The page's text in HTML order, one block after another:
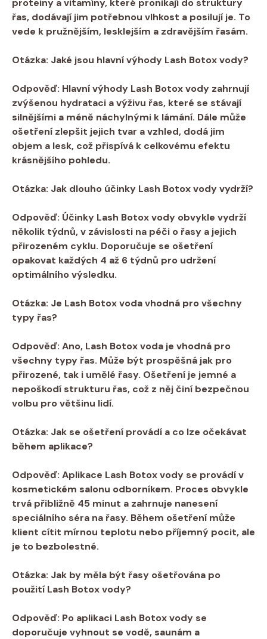
řas, dodávají jim potřebnou vlhkost a posilují je. To
vede k pružnějším, lesklejším a zdravějším řasám.
Otázka: Jaké jsou hlavní výhody Lash Botox vody?
Odpověď: Hlavní výhody Lash Botox vody zahrnují
zvýšenou hydrataci a výživu řas, které se stávají
silnějšími a méně náchylnými k lámání. Dále může
ošetření zlepšit jejich tvar a vzhled, dodá jim
objem a lesk, což přispívá k celkovému efektu
krásnějšího pohledu.
Otázka: Jak dlouho účinky Lash Botox vody vydrží?
Odpověď: Účinky Lash Botox vody obvykle vydrží
několik týdnů, v závislosti na péči o řasy a jejich
přirozeném cyklu. Doporučuje se ošetření
opakovat každých 4 až 6 týdnů pro udržení
optimálního výsledku.
Otázka: Je Lash Botox voda vhodná pro všechny
typy řas?
Odpověď: Ano, Lash Botox voda je vhodná pro
všechny typy řas. Může být prospěšná jak pro
přirozené, tak i umělé řasy. Ošetření je jemné a
nepoškodí strukturu řas, což z něj činí bezpečnou
volbu pro většinu lidí.
Otázka: Jak se ošetření provádí a co lze očekávat
během aplikace?
Odpověď: Aplikace Lash Botox vody se provádí v
kosmetickém salonu odborníkem. Proces obvykle
trvá přibližně 45 minut a zahrnuje nanesení
speciálního séra na řasy. Během ošetření může
klient cítit mírnou teplotu nebo příjemný pocit, ale
je to bezbolestné.
Otázka: Jak by měla být řasy ošetřována po
použití Lash Botox vody?
Odpověď: Po aplikaci Lash Botox vody se
doporučuje vyhnout se vodě, saunám a